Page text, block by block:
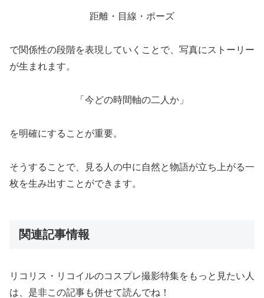
距離・目線・ポーズ
で関係性の段階を表現していくことで、写真にストーリー
が生まれます。
「今どの時間軸の二人か」
を明確にすることが重要。
そうすることで、見る人の中に自然と物語が立ち上がる一
枚を生み出すことができます。
関連記事情報
リコリス・リコイルのコスプレ撮影特集をもっと見たい人
は、是非この記事も併せて読んでね！